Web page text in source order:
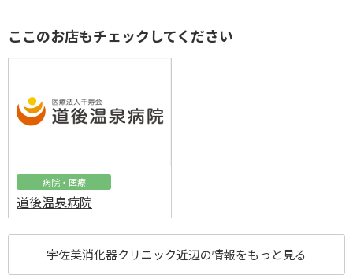
ここのお店もチェックしてください
病院・医療
道後温泉病院
宇佐美消化器クリニック近辺の情報をもっと見る